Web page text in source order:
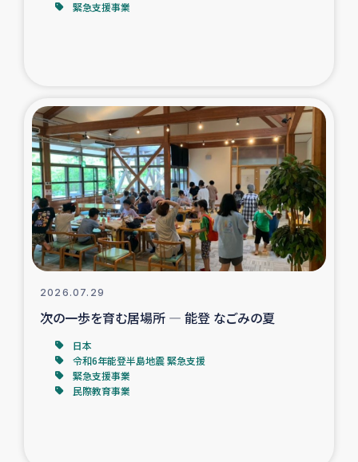
コーヒー生産者支援
アイナロ県マウベシ郡でのコーヒー畑改善事業
ベイルート大規模爆発被災者支援
女性の生計向上支援
アグロフォレストリー（カカオ）事業
緊急支援事業
2026.07.29
次の一歩を育む居場所 ― 能登 なごみの夏
日本
令和6年能登半島地震 緊急支援
緊急支援事業
民際教育事業